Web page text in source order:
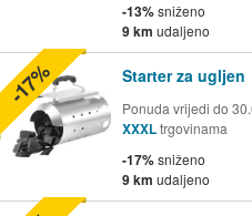
-13%sniženo
9 km udaljeno
Starter za ugljen
Ponuda vrijedi do
XXXLtrgovinama
-17%sniženo
9 km udaljeno
-17%